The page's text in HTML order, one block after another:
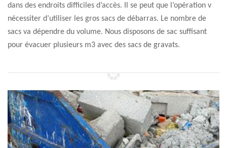
dans des endroits difficiles d’accès. Il se peut que l’opération v
nécessiter d’utiliser les gros sacs de débarras. Le nombre de
sacs va dépendre du volume. Nous disposons de sac suffisant
pour évacuer plusieurs m3 avec des sacs de gravats.